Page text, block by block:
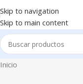
Skip to navigation
Skip to main content
Inicio